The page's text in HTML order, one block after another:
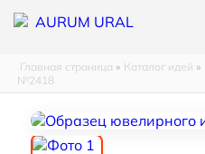
Главная страница » Каталог идей »
№2418